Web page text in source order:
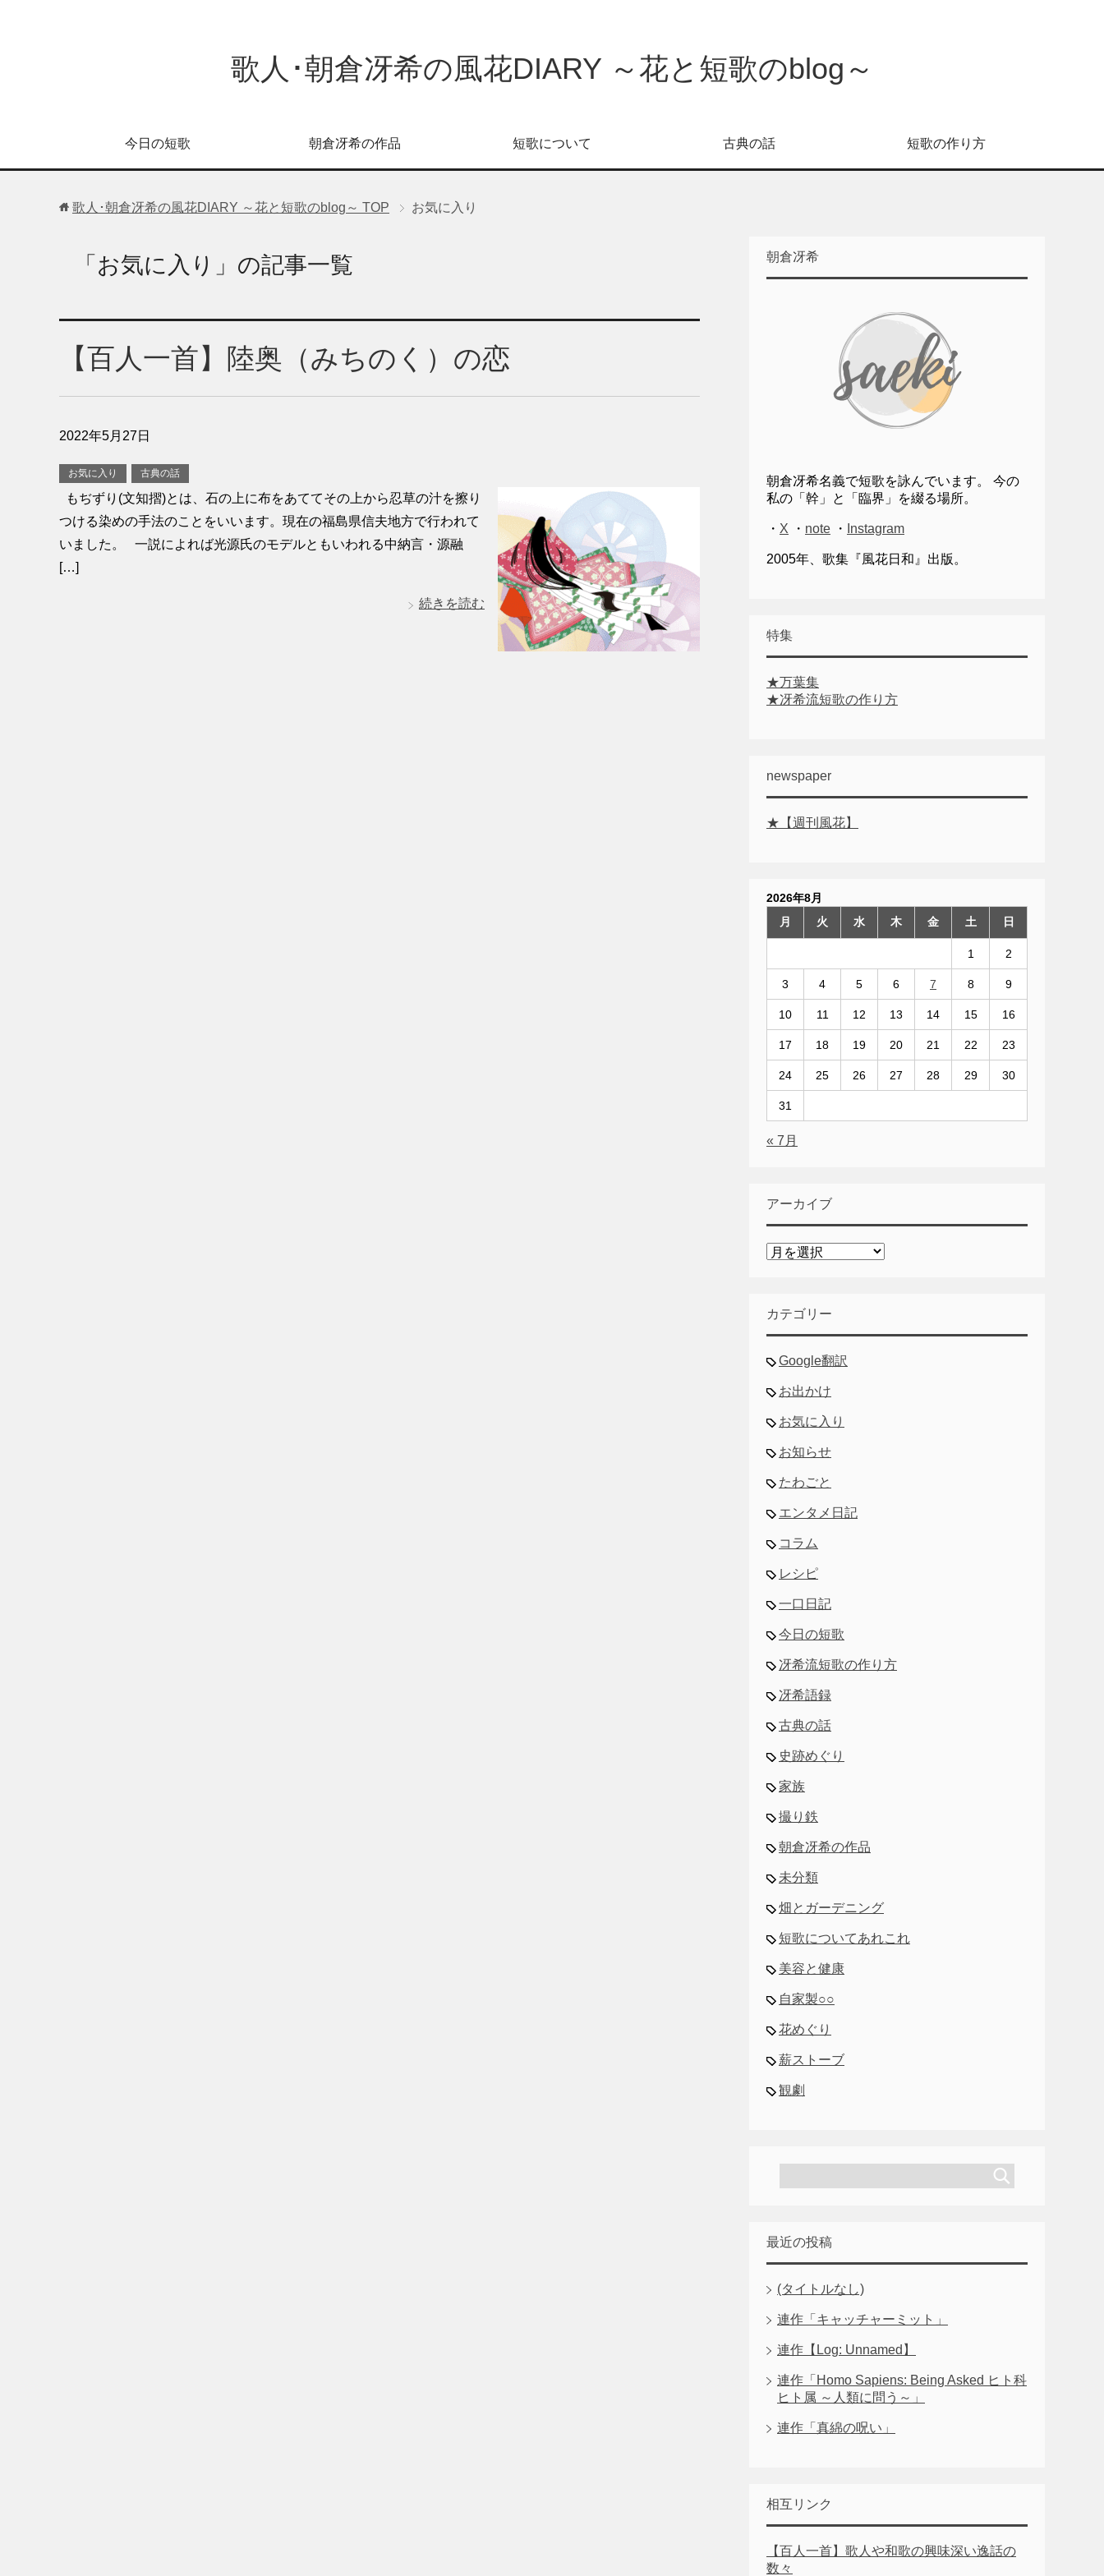
歌人･朝倉冴希の風花DIARY ～花と短歌のblog～
今日の短歌 朝倉冴希の作品 短歌について 古典の話 短歌の作り方
歌人･朝倉冴希の風花DIARY ～花と短歌のblog～ TOP お気に入り
「お気に入り」の記事一覧
【百人一首】陸奥（みちのく）の恋
2022年5月27日
お気に入り 古典の話
もぢずり(文知摺)とは、石の上に布をあててその上から忍草の汁を擦り
つける染めの手法のことをいいます。現在の福島県信夫地方で行われて
いました。 一説によれば光源氏のモデルともいわれる中納言・源融
[…]
続きを読む
朝倉冴希
朝倉冴希名義で短歌を詠んでいます。 今の
私の「幹」と「臨界」を綴る場所。
・ X ・ note ・ Instagram
2005年、歌集『風花日和』出版。
特集
★万葉集
★冴希流短歌の作り方
newspaper
★【週刊風花】
2026年8月
月
火 水 木 金 土 日
1 2
3 4 5 6 7 8 9
10 11 12 13 14 15 16
17 18 19 20 21 22 23
24 25 26 27 28 29 30
31
« 7月
アーカイブ
ア
ブ
カテゴリー
Google翻訳
お出かけ
お気に入り
お知らせ
たわごと
エンタメ日記
コラム
レシピ
一口日記
今日の短歌
冴希流短歌の作り方
冴希語録
古典の話
史跡めぐり
家族
撮り鉄
朝倉冴希の作品
未分類
畑とガーデニング
短歌についてあれこれ
美容と健康
自家製○○
花めぐり
薪ストーブ
観劇
最近の投稿
(タイトルなし)
連作「キャッチャーミット」
連作【Log: Unnamed】
連作「Homo Sapiens: Being Asked ヒト科
ヒト属 ～人類に問う～」
連作「真綿の呪い」
相互リンク
【百人一首】歌人や和歌の興味深い逸話の
数々